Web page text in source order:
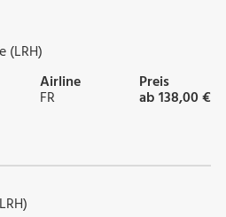
(LRH)
Airline
FR
Preis
ab 138,00 €